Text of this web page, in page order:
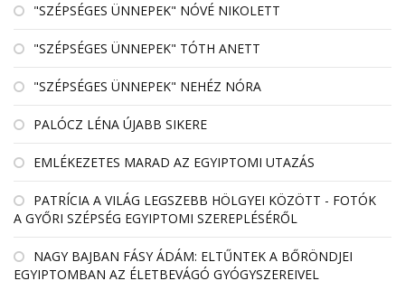
"SZÉPSÉGES ÜNNEPEK" NÓVÉ NIKOLETT
"SZÉPSÉGES ÜNNEPEK" TÓTH ANETT
"SZÉPSÉGES ÜNNEPEK" NEHÉZ NÓRA
PALÓCZ LÉNA ÚJABB SIKERE
EMLÉKEZETES MARAD AZ EGYIPTOMI UTAZÁS
PATRÍCIA A VILÁG LEGSZEBB HÖLGYEI KÖZÖTT - FOTÓK
A GYŐRI SZÉPSÉG EGYIPTOMI SZEREPLÉSÉRŐL
NAGY BAJBAN FÁSY ÁDÁM: ELTŰNTEK A BŐRÖNDJEI
EGYIPTOMBAN AZ ÉLETBEVÁGÓ GYÓGYSZEREIVEL